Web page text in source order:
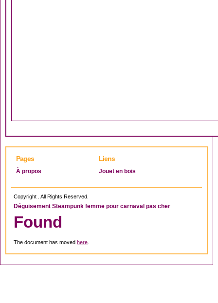
Pages
À propos
Liens
Jouet en bois
Copyright . All Rights Reserved.
Déguisement Steampunk femme pour carnaval pas cher
Found
The document has moved here